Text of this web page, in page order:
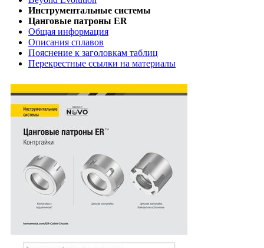
Инструментальные системы
Цанговые патроны ER
Общая информация
Описания сплавов
Пояснение к заголовкам таблиц
Перекрестные ссылки на материалы